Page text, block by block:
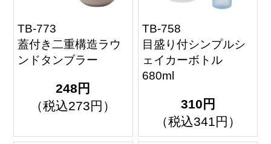
TB-773
蓋付き二重構造ラウ
ンドタンブラー
248円
（税込273円）
TB-758
目盛り付シンプルシ
ェイカーボトル
680ml
310円
（税込341円）